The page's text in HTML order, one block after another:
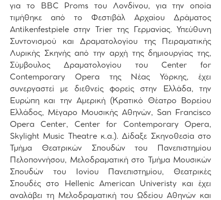
για το BBC Proms του Λονδίνου, για την οποία
τιμήθηκε από το Φεστιβάλ Αρχαίου Δράματος
Antikenfestpiele στην Trier της Γερμανίας. Υπεύθυνη
Συντονισμού και Δραματολογίου της Πειραματικής
Λυρικής Σκηνής από την αρχή της δημιουργίας της,
Σύμβουλος Δραματολογίου του Center for
Contemporary Opera της Νέας Υόρκης, έχει
συνεργαστεί με διεθνείς φορείς στην Ελλάδα, την
Ευρώπη και την Αμερική (Κρατικό Θέατρο Βορείου
Ελλάδος, Μέγαρο Μουσικής Αθηνών, San Francisco
Opera Center, Center for Contemporary Opera,
Skylight Music Theatre κ.α.). Δίδαξε Σκηνοθεσία στο
Τμήμα Θεατρικών Σπουδών του Πανεπιστημίου
Πελοποννήσου, Μελοδραματική στο Τμήμα Μουσικών
Σπουδών του Ιονίου Πανεπιστημίου, Θεατρικές
Σπουδές στο Hellenic American Univeristy και έχει
αναλάβει τη Μελοδραματική του Ωδείου Αθηνών και